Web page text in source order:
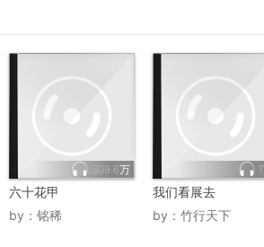
309.6万
六十花甲
by： 铭稀
我们看展去
by： 竹行天下